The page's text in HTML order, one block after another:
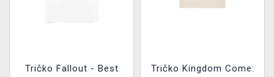
Tričko Fallout - Best
Tričko Kingdom Come: